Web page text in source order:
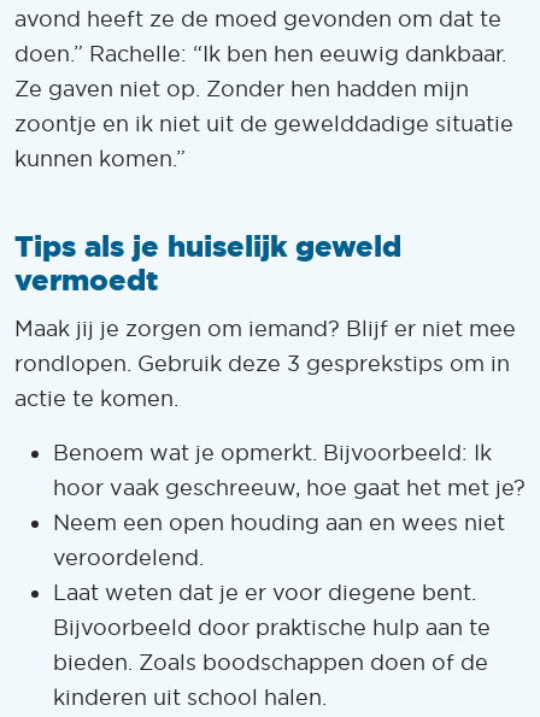
avond heeft ze de moed gevonden om dat te
doen.” Rachelle: “Ik ben hen eeuwig dankbaar.
Ze gaven niet op. Zonder hen hadden mijn
zoontje en ik niet uit de gewelddadige situatie
kunnen komen.”
Tips als je huiselijk geweld
vermoedt
Maak jij je zorgen om iemand? Blijf er niet mee
rondlopen. Gebruik deze 3 gesprekstips om in
actie te komen.
Benoem wat je opmerkt. Bijvoorbeeld: Ik
hoor vaak geschreeuw, hoe gaat het met je?
Neem een open houding aan en wees niet
veroordelend.
Laat weten dat je er voor diegene bent.
Bijvoorbeeld door praktische hulp aan te
bieden. Zoals boodschappen doen of de
kinderen uit school halen.